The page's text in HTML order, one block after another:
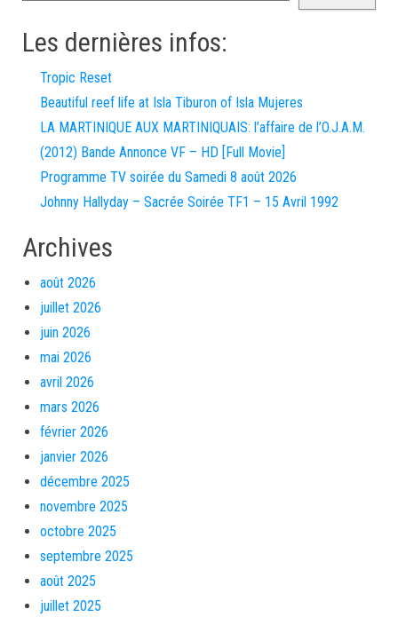
Les dernières infos:
Tropic Reset
Beautiful reef life at Isla Tiburon of Isla Mujeres
LA MARTINIQUE AUX MARTINIQUAIS: l’affaire de l’O.J.A.M.
(2012) Bande Annonce VF – HD [Full Movie]
Programme TV soirée du Samedi 8 août 2026
Johnny Hallyday – Sacrée Soirée TF1 – 15 Avril 1992
Archives
août 2026
juillet 2026
juin 2026
mai 2026
avril 2026
mars 2026
février 2026
janvier 2026
décembre 2025
novembre 2025
octobre 2025
septembre 2025
août 2025
juillet 2025